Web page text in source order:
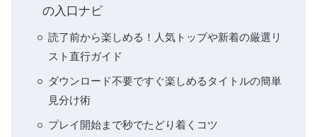
の入口ナビ
読了前から楽しめる！人気トップや新着の厳選リ
スト直行ガイド
ダウンロード不要ですぐ楽しめるタイトルの簡単
見分け術
プレイ開始まで秒でたどり着くコツ